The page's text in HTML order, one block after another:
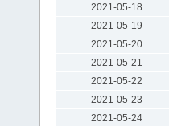
2021-05-18
2021-05-19
2021-05-20
2021-05-21
2021-05-22
2021-05-23
2021-05-24